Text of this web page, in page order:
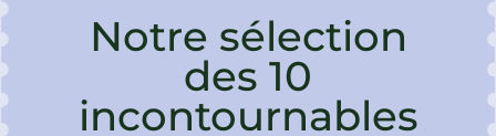
Notre sélection
des 10
incontournables